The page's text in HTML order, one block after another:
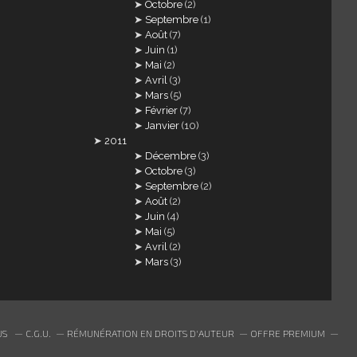
Octobre (2)
Septembre (1)
Août (7)
Juin (1)
Mai (2)
Avril (3)
Mars (5)
Février (7)
Janvier (10)
2011
Décembre (3)
Octobre (3)
Septembre (2)
Août (2)
Juin (4)
Mai (5)
Avril (2)
Mars (3)
C.G.U. RÉMUNÉRATION EN DROITS D'AUTEUR
OFFRE PREMIUM